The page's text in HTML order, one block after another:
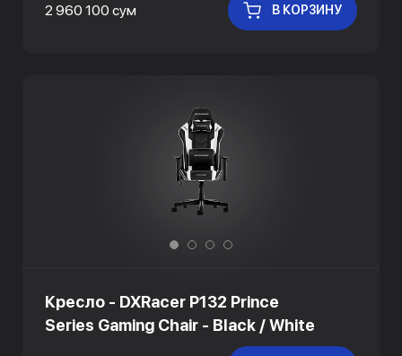
2 960 100 сум В КОРЗИНУ
Кресло - DXRacer P132 Prince
Series Gaming Chair - Black / White